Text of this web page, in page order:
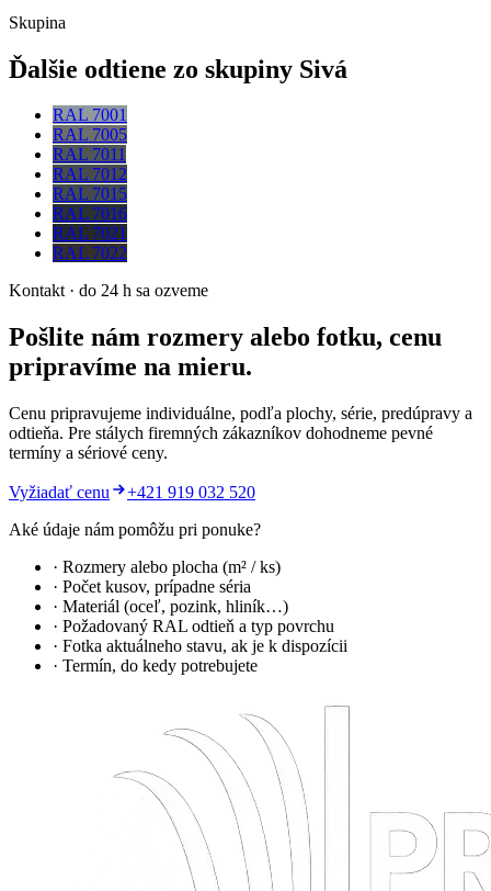
Skupina
Ďalšie odtiene zo skupiny Sivá
RAL 7001
RAL 7005
RAL 7011
RAL 7012
RAL 7015
RAL 7016
RAL 7021
RAL 7022
Kontakt · do 24 h sa ozveme
Pošlite nám rozmery alebo fotku, cenu
pripravíme na mieru.
Cenu pripravujeme individuálne, podľa plochy, série, predúpravy a
odtieňa. Pre stálych firemných zákazníkov dohodneme pevné
termíny a sériové ceny.
Vyžiadať cenu
+421 919 032 520
Aké údaje nám pomôžu pri ponuke?
· Rozmery alebo plocha (m² / ks)
· Počet kusov, prípadne séria
· Materiál (oceľ, pozink, hliník…)
· Požadovaný RAL odtieň a typ povrchu
· Fotka aktuálneho stavu, ak je k dispozícii
· Termín, do kedy potrebujete